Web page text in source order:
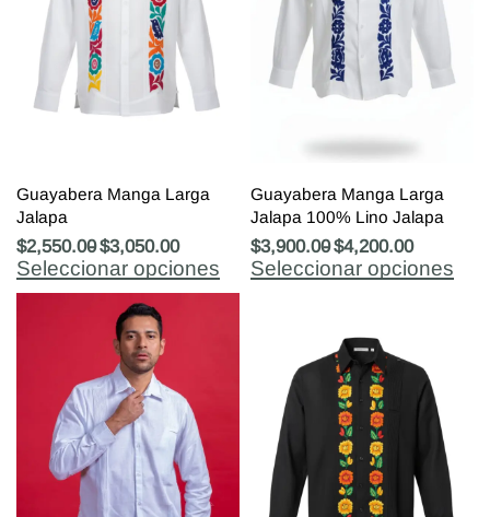
Guayabera Manga Larga
Jalapa
$2,550.00$3,050.00
Seleccionar opciones
Guayabera Manga Larga
Jalapa 100% Lino Jalapa
$3,900.00$4,200.00
Seleccionar opciones